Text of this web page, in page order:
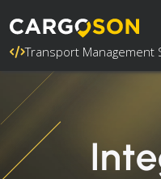
Transport Management